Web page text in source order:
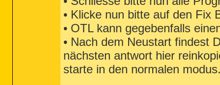
• Klicke nun bitte auf den Fix
• OTL kann gegebenfalls
• Nach dem Neustart findest
nächsten antwort hier
starte in den normalen